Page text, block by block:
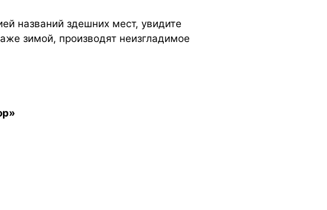
названий здешних мест, увидите
зимой, производят неизгладимое